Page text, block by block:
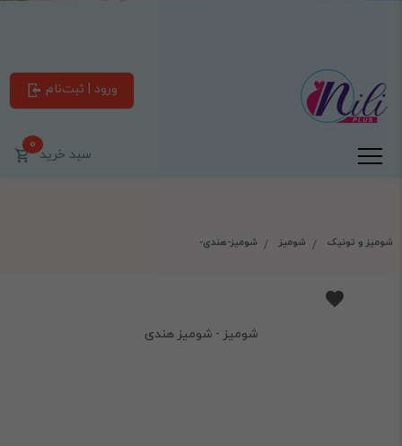
ورود | ثبت‌نام
سبد خرید0
شومیز و تونیک شومیز شومیز-هندی-
شومیز - شومیز هندی